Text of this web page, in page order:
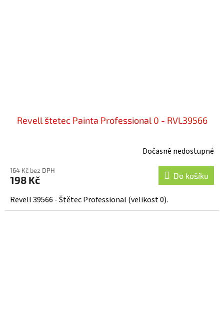
Revell štetec Painta Professional 0 - RVL39566
Dočasně nedostupné
164 Kč bez DPH
198 Kč Do košíku
Revell 39566 - Štětec Professional (velikost 0).